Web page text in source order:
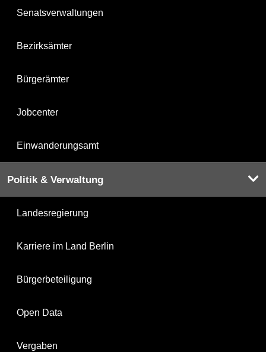
Senatsverwaltungen
Bezirksämter
Bürgerämter
Jobcenter
Einwanderungsamt
Politik & Verwaltung
Landesregierung
Karriere im Land Berlin
Bürgerbeteiligung
Open Data
Vergaben